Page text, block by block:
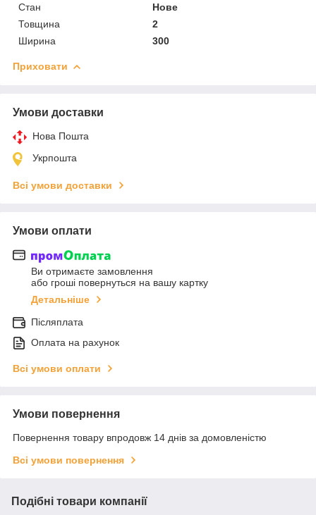
Стан
Нове
Товщина
2
Ширина
300
Приховати
Умови доставки
Нова Пошта
Укрпошта
Всі умови доставки
Умови оплати
Ви отримаєте замовлення
або гроші повернуться на вашу картку
Детальніше
Післяплата
Оплата на рахунок
Всі умови оплати
Умови повернення
Повернення товару впродовж 14 днів за домовленістю
Всі умови повернення
Подібні товари компанії